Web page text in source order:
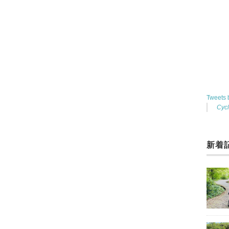
Tweets
新着